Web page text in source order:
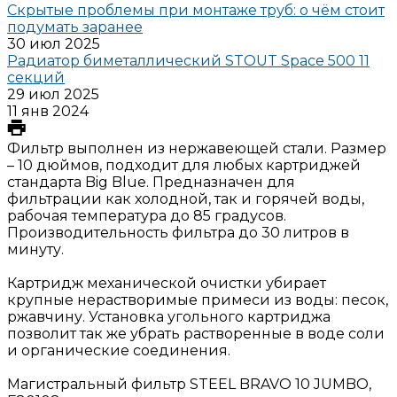
Скрытые проблемы при монтаже труб: о чём стоит
подумать заранее
30 июл 2025
Радиатор биметаллический STOUT Space 500 11
секций
29 июл 2025
11 янв 2024
Фильтр выполнен из нержавеющей стали. Размер
– 10 дюймов, подходит для любых картриджей
стандарта Big Blue. Предназначен для
фильтрации как холодной, так и горячей воды,
рабочая температура до 85 градусов.
Производительность фильтра до 30 литров в
минуту.
Картридж механической очистки убирает
крупные нерастворимые примеси из воды: песок,
ржавчину. Установка угольного картриджа
позволит так же убрать растворенные в воде соли
и органические соединения.
Магистральный фильтр STEEL BRAVO 10 JUMBO,